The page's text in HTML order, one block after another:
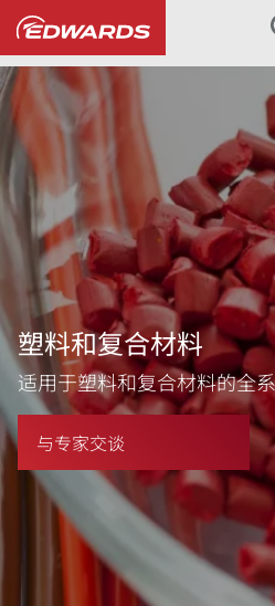
...
塑料和复合材料
适用于塑料和复合材料的全
与专家交谈